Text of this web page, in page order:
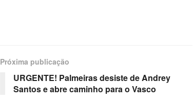
Próxima publicação
URGENTE! Palmeiras desiste de Andrey
Santos e abre caminho para o Vasco